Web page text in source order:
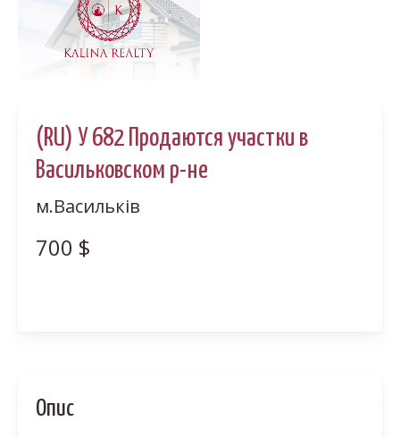
(RU) У 682 Продаются участки в
Васильковском р-не
м.Васильків
700 $
Опис